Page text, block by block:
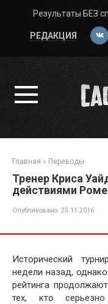
Перейти
контенту
Результаты БЕЗ
РЕДАКЦИЯ
Главная » Переводы
Тренер Криса
действиями
Опубликовано: 23.11.2016
Исторический
недели назад,
рейтинга
тех, кто